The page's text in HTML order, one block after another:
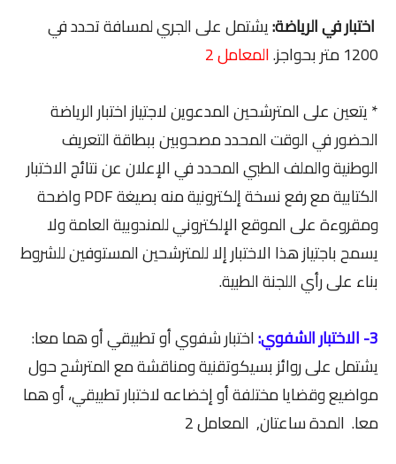
اختبار في الرياضة:يشتمل على الجري لمسافة تحدد في
1200 متر بحواجز.
المعامل 2
* يتعين على المترشحين المدعوين لاجتياز اختبار الرياضة
الحضور في الوقت المحدد مصحوبين ببطاقة التعريف
الوطنية والملف الطبي المحدد في الإعلان عن نتائج الاختبار
الكتابية مع رفع نسخة إلكترونية منه بصيغة PDF واضحة
ومقروءة على الموقع الإلكتروني للمندوبية العامة ولا
يسمح باجتياز هذا الاختبار إلا للمترشحين المستوفين للشروط
بناء على رأي اللجنة الطبية.
3- الاختبار الشفوي:
اختبار شفوي أو تطبيقي أو هما معا:
يشتمل على روائز بسيكوتقنية ومناقشة مع المترشح حول
مواضيع وقضايا مختلفة أو إخضاعه لاختبار تطبيقي، أو هما
معا. المدة ساعتان, المعامل 2